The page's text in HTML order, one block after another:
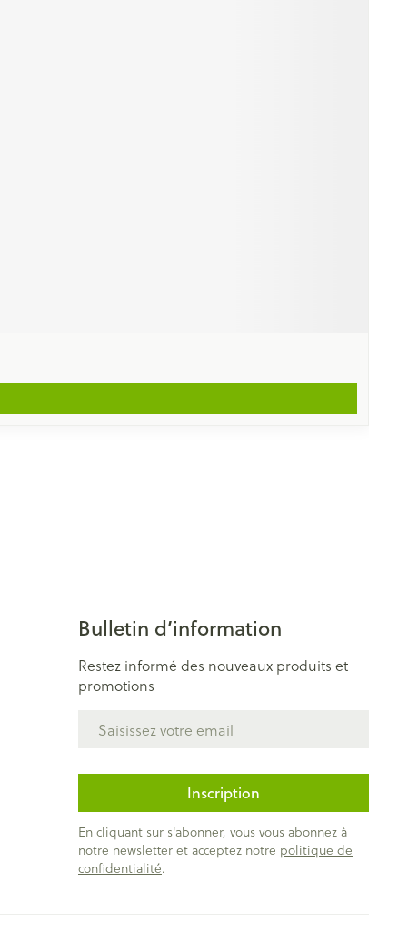
Bulletin d’information
Restez informé des nouveaux produits et
promotions
Inscription
En cliquant sur s'abonner, vous vous abonnez à
notre newsletter et acceptez notre politique de
confidentialité.